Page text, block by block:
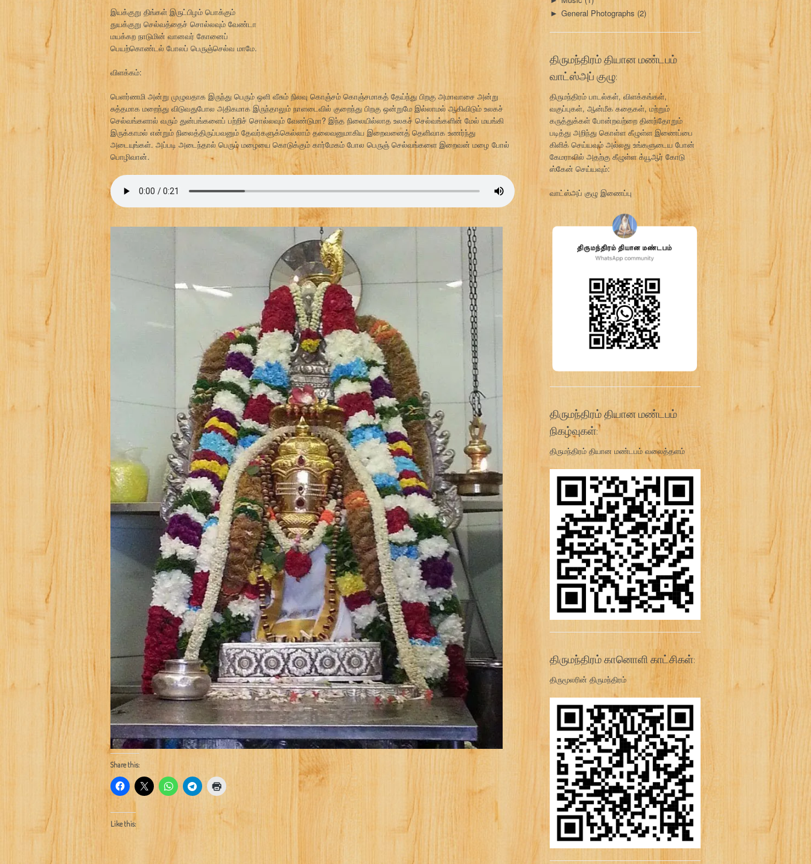
இயக்குறு திங்கள் இருட்பிழம் பொக்கும்
துயக்குறு செல்வத்தைச் சொல்லவும் வேண்டா
மயக்கற நாடுமின் வானவர் கோனைப்
பெயற்கொண்டல் போலப் பெருஞ்செல்வ மாமே.
விளக்கம்:
பெளர்ணமி அன்று முழுவதாக இருந்து பெரும் ஒளி வீசும் நிலவு கொஞ்சம் கொஞ்சமாகத் தேய்ந்து பிறகு அமாவாசை அன்று
சுத்தமாக மறைந்து விடுவதுபோல அதிகமாக இருந்தாலும் நாளடைவில் குறைந்து பிறகு ஒன்றுமே இல்லாமல் ஆகிவிடும் உலகச்
செல்வங்களால் வரும் துன்பங்களைப் பற்றிச் சொல்லவும் வேண்டுமா? இந்த நிலையில்லாத உலகச் செல்வங்களின் மேல் மயங்கி
இருக்காமல் என்றும் நிலைத்திருப்பவனும் தேவர்களுக்கெல்லாம் தலைவனுமாகிய இறைவனைத் தெளிவாக உணர்ந்து
அடையுங்கள். அப்படி அடைந்தால் பெரும் மழையை கொடுக்கும் கார்மேகம் போல பெருஞ் செல்வங்களை இறைவன் மழை போல்
பொழிவான்.
Share this:
Like this:
► General Photographs (2)
திருமந்திரம் தியான மண்டபம்
வாட்ஸ்அப் குழு:
திருமந்திரம் பாடல்கள், விளக்கங்கள்,
வகுப்புகள், ஆன்மீக கதைகள், மற்றும்
கருத்துக்கள் போன்றவற்றை தினந்தோறும்
படித்து அறிந்து கொள்ள கீழுள்ள இணைப்பை
கிளிக் செய்யவும் அல்லது உங்களுடைய போன்
கேமராவில் அதற்கு கீழுள்ள க்யூஆர் கோடு
ஸ்கேன் செய்யவும்:
வாட்ஸ்அப் குழு இணைப்பு
திருமந்திரம் தியான மண்டபம்
நிகழ்வுகள்:
திருமந்திரம் தியான மண்டபம் வலைத்தளம்
திருமந்திரம் கானொளி காட்சிகள்:
திருமூலரின் திருமந்திரம்